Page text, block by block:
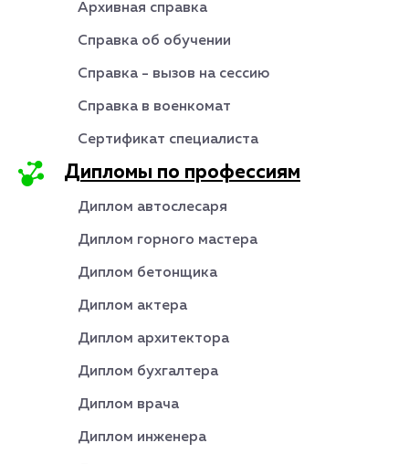
Архивная справка
Справка об обучении
Справка - вызов на сессию
Справка в военкомат
Сертификат специалиста
Дипломы по профессиям
Диплом автослесаря
Диплом горного мастера
Диплом бетонщика
Диплом актера
Диплом архитектора
Диплом бухгалтера
Диплом врача
Диплом инженера